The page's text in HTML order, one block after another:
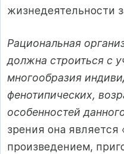
жизнедеятельности
Рациональная
должна строиться с
многообразия
фенотипических,
особенностей
зрения она является
произведением,